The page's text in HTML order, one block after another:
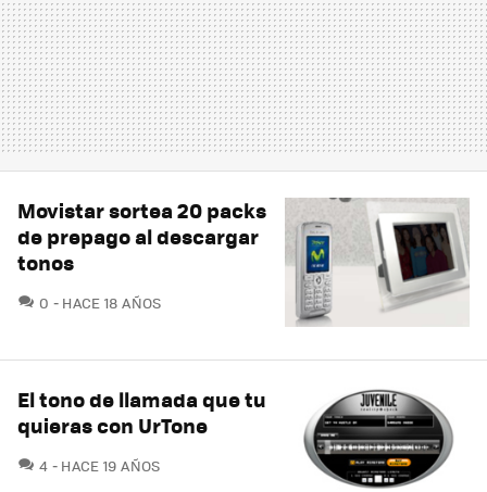
Movistar sortea 20 packs
de prepago al descargar
tonos
0 COMENTARIOS
HACE 18 AÑOS
El tono de llamada que tu
quieras con UrTone
4 COMENTARIOS
HACE 19 AÑOS